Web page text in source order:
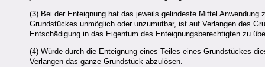
(3) Bei der Enteignung hat das jeweils gelindeste Mittel
Grundstückes unmöglich oder unzumutbar, ist auf Verlangen des
Entschädigung in das Eigentum des Enteignungsberechtigten zu
(4) Würde durch die Enteignung eines Teiles eines Grundstückes
Verlangen das ganze Grundstück abzulösen.